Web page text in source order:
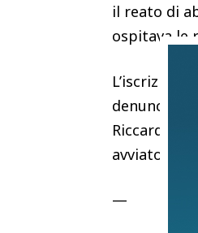
il reato di
ospitava le
denuncia,
Riccardi,
avviato nei
—